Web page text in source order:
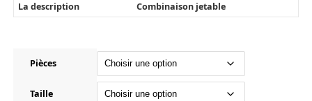
La description
Combinaison jetable
Pièces
Taille